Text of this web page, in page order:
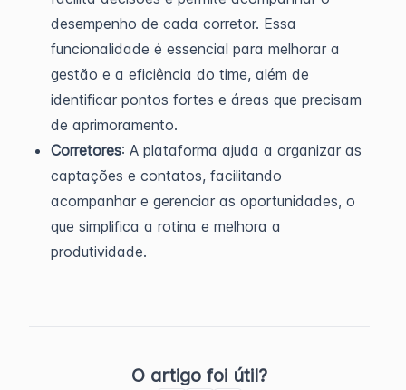
desempenho de cada corretor. Essa
funcionalidade é essencial para melhorar a
gestão e a eficiência do time, além de
identificar pontos fortes e áreas que precisam
de aprimoramento.
Corretores: A plataforma ajuda a organizar as
captações e contatos, facilitando
acompanhar e gerenciar as oportunidades, o
que simplifica a rotina e melhora a
produtividade.
O artigo foi útil?